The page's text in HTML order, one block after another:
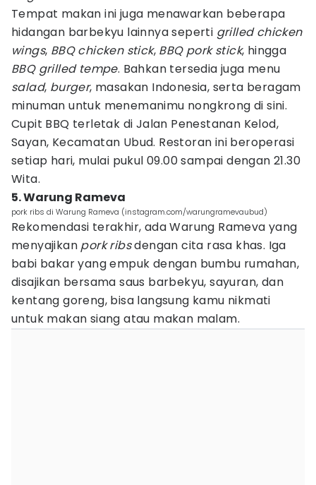
Tempat makan ini juga menawarkan beberapa
hidangan barbekyu lainnya seperti grilled chicken
wings, BBQ chicken stick, BBQ pork stick, hingga
BBQ grilled tempe. Bahkan tersedia juga menu
salad, burger, masakan Indonesia, serta beragam
minuman untuk menemanimu nongkrong di sini.
Cupit BBQ terletak di Jalan Penestanan Kelod,
Sayan, Kecamatan Ubud. Restoran ini beroperasi
setiap hari, mulai pukul 09.00 sampai dengan 21.30
Wita.
5. Warung Rameva
pork ribs di Warung Rameva (instagram.com/warungramevaubud)
Rekomendasi terakhir, ada Warung Rameva yang
menyajikan pork ribsdengan cita rasa khas. Iga
babi bakar yang empuk dengan bumbu rumahan,
disajikan bersama saus barbekyu, sayuran, dan
kentang goreng, bisa langsung kamu nikmati
untuk makan siang atau makan malam.